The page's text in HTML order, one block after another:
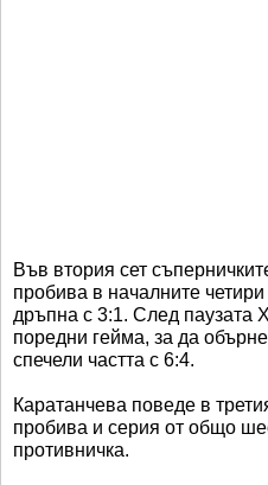
Във втория сет
пробива в началните
дръпна с 3:1. След паузата
поредни гейма, за да
спечели частта с 6:4.
Каратанчева поведе в
пробива и серия от общо
противничка.